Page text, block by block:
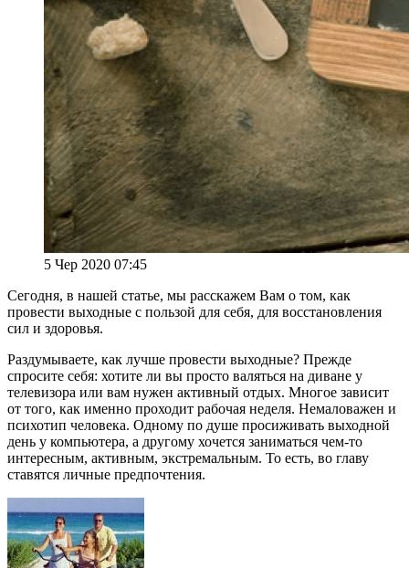
5 Чер 2020 07:45
Сегодня, в нашей статье, мы расскажем Вам о том, как
провести выходные с пользой для себя, для восстановления
сил и здоровья.
Раздумываете, как лучше провести выходные? Прежде
спросите себя: хотите ли вы просто валяться на диване у
телевизора или вам нужен активный отдых. Многое зависит
от того, как именно проходит рабочая неделя. Немаловажен и
психотип человека. Одному по душе просиживать выходной
день у компьютера, а другому хочется заниматься чем-то
интересным, активным, экстремальным. То есть, во главу
ставятся личные предпочтения.